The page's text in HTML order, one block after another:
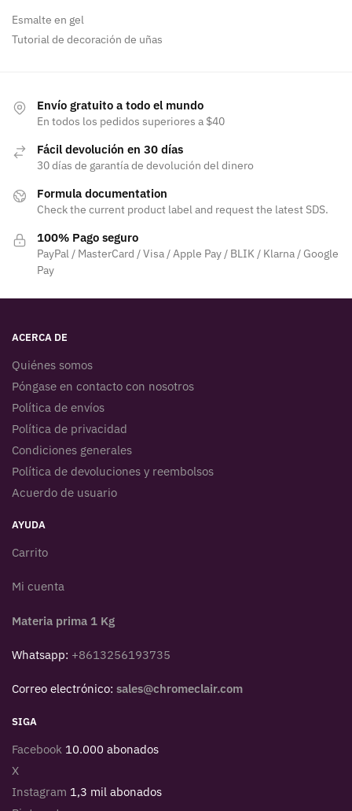
Esmalte en gel
Tutorial de decoración de uñas
Envío gratuito a todo el mundo
En todos los pedidos superiores a $40
Fácil devolución en 30 días
30 días de garantía de devolución del dinero
Formula documentation
Check the current product label and request the latest SDS.
100% Pago seguro
PayPal / MasterCard / Visa / Apple Pay / BLIK / Klarna / Google
Pay
ACERCA DE
Quiénes somos
Póngase en contacto con nosotros
Política de envíos
Política de privacidad
Condiciones generales
Política de devoluciones y reembolsos
Acuerdo de usuario
AYUDA
Carrito
Mi cuenta
Materia prima 1 Kg
Whatsapp: +8613256193735
Correo electrónico: sales@chromeclair.com
SIGA
Facebook 10.000 abonados
X
Instagram 1,3 mil abonados